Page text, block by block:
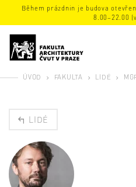
Během prázdnin je budova
8.00–22.00
ÚVOD FAKULTA LIDÉ
LIDÉ